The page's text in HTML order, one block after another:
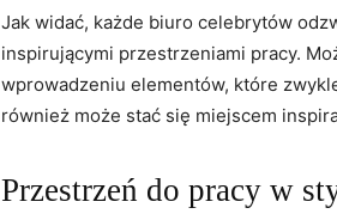
Jak ‍widać, każde biuro celebrytów
inspirującymi przestrzeniami pracy.
wprowadzeniu elementów,⁣ które
również może ⁢stać ​się miejscem
Przestrzeń do pracy w